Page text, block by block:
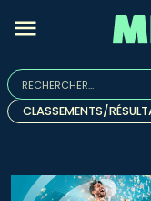
Rechercher :
Quand les résultats
CLASSEMENTS/